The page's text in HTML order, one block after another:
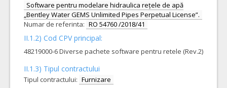
Software pentru modelare hidraulica rețele de apă
„Bentley Water GEMS Unlimited Pipes Perpetual License”.
Numar de referinta: RO 54760 /2018/41
II.1.2) Cod CPV principal:
48219000-6 Diverse pachete software pentru retele (Rev.2)
II.1.3) Tipul contractului
Tipul contractului: Furnizare